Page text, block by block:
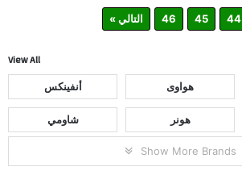
44
45
46 التالي »
View All
هواوى أنفينكس
هونر شاومي
Show More Brands